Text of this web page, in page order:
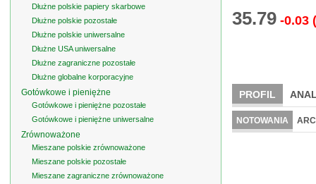
35.79 -0.03
PROFIL
NOTOWANIA
Dłużne polskie papiery skarbowe
Dłużne polskie pozostałe
Dłużne polskie uniwersalne
Dłużne USA uniwersalne
Dłużne zagraniczne pozostałe
Dłużne globalne korporacyjne
Gotówkowe i pieniężne
Gotówkowe i pieniężne pozostałe
Gotówkowe i pieniężne uniwersalne
Zrównoważone
Mieszane polskie zrównoważone
Mieszane polskie pozostałe
Mieszane zagraniczne zrównoważone